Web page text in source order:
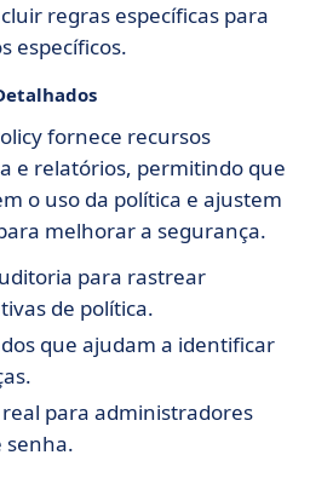
regras específicas para
específicos.
fornece recursos
e relatórios, permitindo que
o uso da política e ajustem
melhorar a segurança.
para rastrear
de política.
que ajudam a identificar
para administradores
senha.